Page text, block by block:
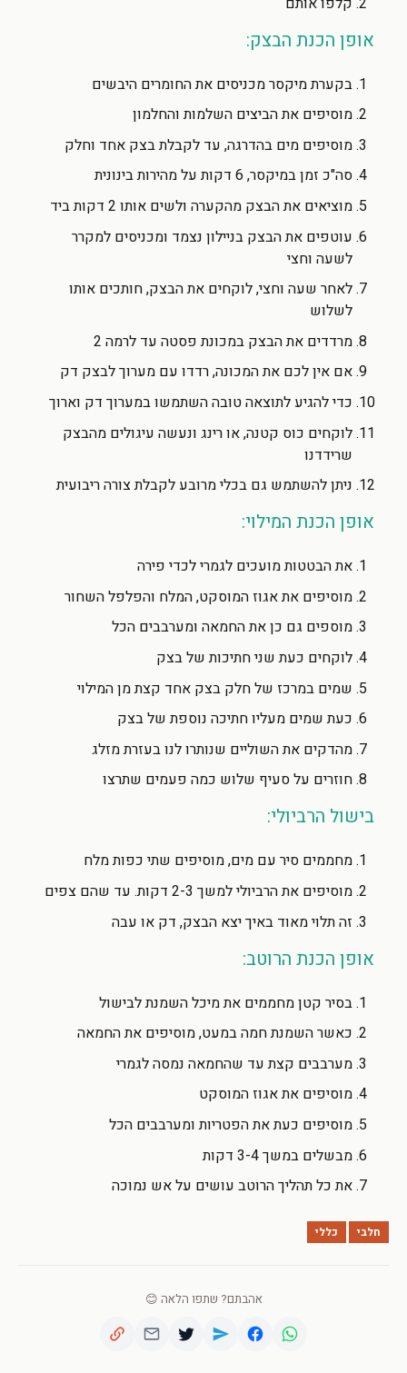
אופן הכנת הבצק:
בקערת מיקסר מכניסים את החומרים היבשים
מוסיפים את הביצים השלמות והחלמון
מוסיפים מים בהדרגה, עד לקבלת בצק אחד וחלק
סה"כ זמן במיקסר, 6 דקות על מהירות בינונית
מוציאים את הבצק מהקערה ולשים אותו 2 דקות ביד
עוטפים את הבצק בניילון נצמד ומכניסים למקרר
לשעה וחצי
לאחר שעה וחצי, לוקחים את הבצק, חותכים אותו
לשלוש
מרדדים את הבצק במכונת פסטה עד לרמה 2
אם אין לכם את המכונה, רדדו עם מערוך לבצק דק
כדי להגיע לתוצאה טובה השתמשו במערוך דק וארוך
לוקחים כוס קטנה, או רינג ונעשה עיגולים מהבצק
שרידדנו
ניתן להשתמש גם בכלי מרובע לקבלת צורה ריבועית
אופן הכנת המילוי:
את הבטטות מועכים לגמרי לכדי פירה
מוסיפים את אגוז המוסקט, המלח והפלפל השחור
מוספים גם כן את החמאה ומערבבים הכל
לוקחים כעת שני חתיכות של בצק
שמים במרכז של חלק בצק אחד קצת מן המילוי
כעת שמים מעליו חתיכה נוספת של בצק
מהדקים את השוליים שנותרו לנו בעזרת מזלג
חוזרים על סעיף שלוש כמה פעמים שתרצו
בישול הרביולי:
מחממים סיר עם מים, מוסיפים שתי כפות מלח
מוסיפים את הרביולי למשך 2-3 דקות. עד שהם צפים
זה תלוי מאוד באיך יצא הבצק, דק או עבה
אופן הכנת הרוטב:
בסיר קטן מחממים את מיכל השמנת לבישול
כאשר השמנת חמה במעט, מוסיפים את החמאה
מערבבים קצת עד שהחמאה נמסה לגמרי
מוסיפים את אגוז המוסקט
מוסיפים כעת את הפטריות ומערבבים הכל
מבשלים במשך 3-4 דקות
את כל תהליך הרוטב עושים על אש נמוכה
חלבי כללי
אהבתם? שתפו הלאה 😊